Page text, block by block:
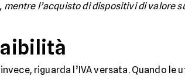
mentre l’acquisto di dispositivi di valore
riguarda l’IVA versata. Quando